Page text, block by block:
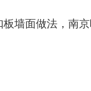
墙面做法，南